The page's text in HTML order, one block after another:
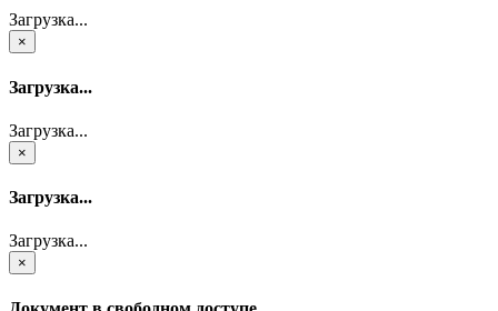
Загрузка...
×
Загрузка...
Загрузка...
×
Загрузка...
Загрузка...
×